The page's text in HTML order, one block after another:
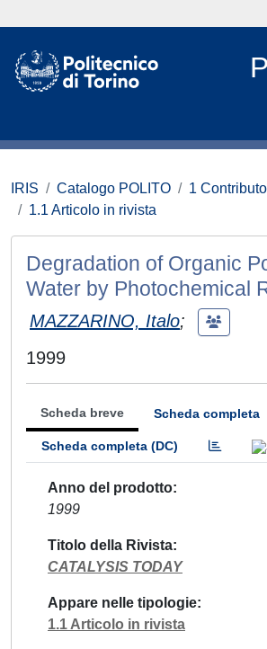
IRIS Catalogo POLITO
1
1.1 Articolo in rivista
Degradation of Organic
Water by Photochemical
MAZZARINO, Italo;
1999
Scheda breve Scheda completa
Scheda completa (DC)
Anno del prodotto
1999
Titolo della Rivista
CATALYSIS TODAY
Appare nelle tipologie
1.1 Articolo in rivista